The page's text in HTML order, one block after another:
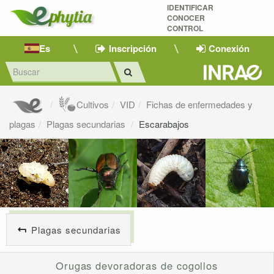
IDENTIFICAR
CONOCER
CONTROL
Es Inscripción Conexión
Cultivos VID
Fichas de enfermedades y
plagas
Plagas secundarias Escarabajos
Plagas secundarias
Orugas devoradoras de cogollos